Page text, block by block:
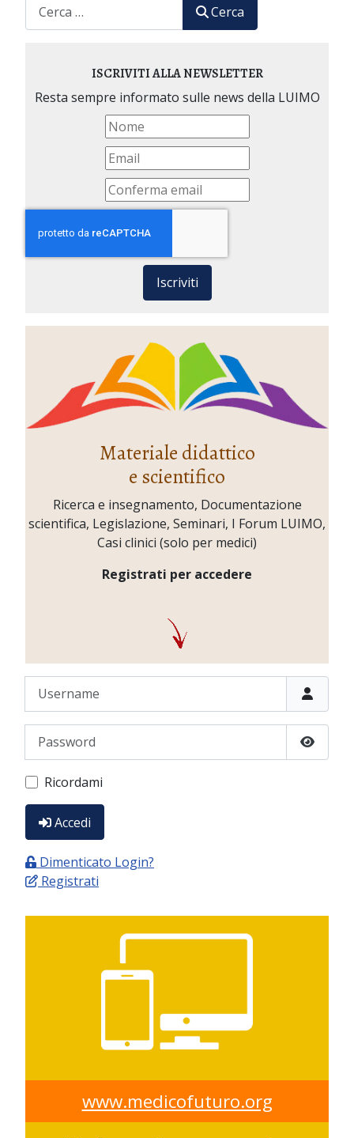
Cerca
ISCRIVITI ALLA NEWSLETTER
Resta sempre informato sulle news della LUIMO
Iscriviti
Materiale didattico
e scientifico
Ricerca e insegnamento, Documentazione
scientifica, Legislazione, Seminari, I Forum LUIMO,
Casi clinici (solo per medici)
Registrati per accedere
Username
Password
Show
Ricordami
Accedi
Dimenticato Login?
Registrati
www.medicofuturo.org